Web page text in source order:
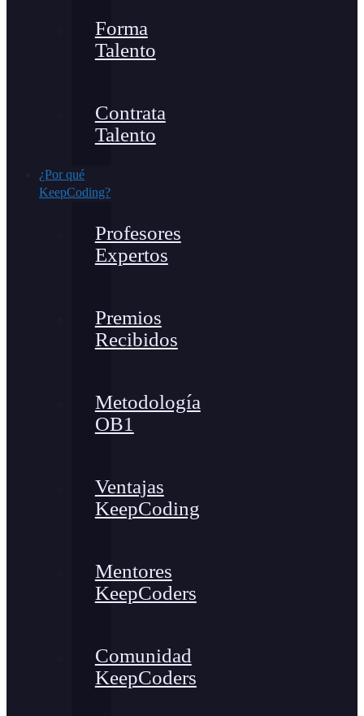
Forma
Talento
Contrata
Talento
¿Por qué
KeepCoding?
Profesores
Expertos
Premios
Recibidos
Metodología
OB1
Ventajas
KeepCoding
Mentores
KeepCoders
Comunidad
KeepCoders